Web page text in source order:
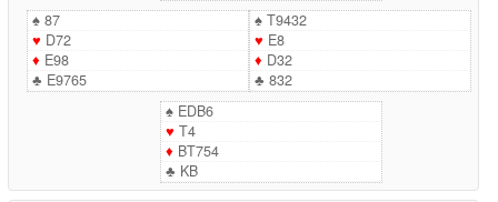
♠87
♥ D72
♦ E98
♣ E9765
♠T9432
♥ E8
♦ D32
♣ 832
♠EDB6
♥ T4
♦ BT754
♣ KB